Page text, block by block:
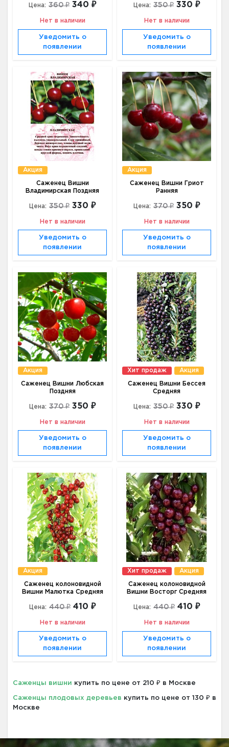
Цена: 360 ₽ 340 ₽
Нет в наличии
Уведомить о
появлении
Цена: 350 ₽ 330 ₽
Нет в наличии
Уведомить о
появлении
Акция
Саженец Вишни
Владимирская Поздняя
Цена: 350 ₽ 330 ₽
Нет в наличии
Уведомить о
появлении
Акция
Саженец Вишни Гриот
Ранняя
Цена: 370 ₽ 350 ₽
Нет в наличии
Уведомить о
появлении
Акция
Саженец Вишни Любская
Поздняя
Цена: 370 ₽ 350 ₽
Нет в наличии
Уведомить о
появлении
Хит продаж Акция
Саженец Вишни Бессея
Средняя
Цена: 350 ₽ 330 ₽
Нет в наличии
Уведомить о
появлении
Акция
Саженец колоновидной
Вишни Малютка Средняя
Цена: 440 ₽ 410 ₽
Нет в наличии
Уведомить о
появлении
Хит продаж Акция
Саженец колоновидной
Вишни Восторг Средняя
Цена: 440 ₽ 410 ₽
Нет в наличии
Уведомить о
появлении
Саженцы вишни купить по цене от 210 ₽ в Москве
Саженцы плодовых деревьев купить по цене от 130 ₽ в
Москве